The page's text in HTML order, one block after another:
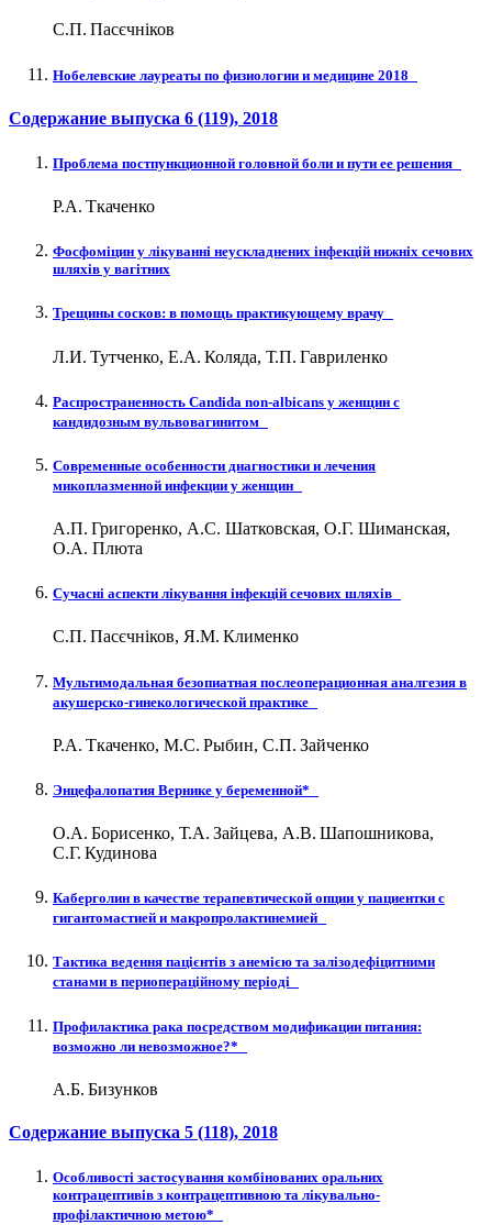
С.П. Пасєчніков
Нобелевские лауреаты по физиологии и медицине 2018
Содержание выпуска 6 (119), 2018
Проблема постпункционной головной боли и пути ее решения
Р.А. Ткаченко
Фосфоміцин у лікуванні неускладнених інфекцій нижніх сечових
шляхів у вагітних
Трещины сосков: в помощь практикующему врачу
Л.И. Тутченко, Е.А. Коляда, Т.П. Гавриленко
Распространенность Сandida non-albicans у женщин с
кандидозным вульвовагинитом
Современные особенности диагностики и лечения
микоплазменной инфекции у женщин
А.П. Григоренко, А.С. Шатковская, О.Г. Шиманская,
О.А. Плюта
Сучасні аспекти лікування інфекцій сечових шляхів
С.П. Пасєчніков, Я.М. Клименко
Мультимодальная безопиатная послеоперационная аналгезия в
акушерско-гинекологической практике
Р.А. Ткаченко, М.С. Рыбин, С.П. Зайченко
Энцефалопатия Вернике у беременной*
О.А. Борисенко, Т.А. Зайцева, А.В. Шапошникова,
С.Г. Кудинова
Каберголин в качестве терапевтической опции у пациентки с
гигантомастией и макропролактинемией
Тактика ведення пацієнтів з анемією та залізодефіцитними
станами в периопераційному періоді
Профилактика рака посредством модификации питания:
возможно ли невозможное?*
А.Б. Бизунков
Содержание выпуска 5 (118), 2018
Особливості застосування комбінованих оральних
контрацептивів з контрацептивною та лікувально-
профілактичною метою*